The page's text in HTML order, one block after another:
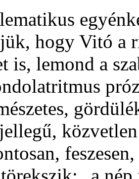
hogy Vitó a
is, lemond a